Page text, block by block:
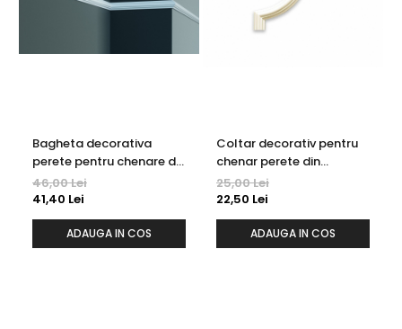
Bagheta decorativa
perete pentru chenare din
poliuretan 2.3 x 1.3 cm -
CR727
46,00 Lei
41,40 Lei
ADAUGA IN COS
Coltar decorativ pentru
chenar perete din
poliuretan 13 x 13 cm -
CR727A
25,00 Lei
22,50 Lei
ADAUGA IN COS